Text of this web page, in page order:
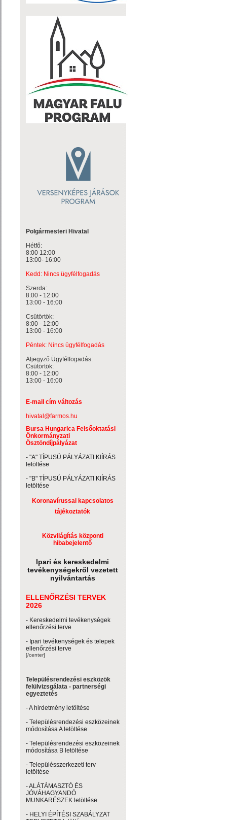
Polgármesteri Hivatal
Hétfő:
8:00 12:00
13:00- 16:00
Kedd: Nincs ügyfélfogadás
Szerda:
8:00 - 12:00
13:00 - 16:00
Csütörtök:
8:00 - 12:00
13:00 - 16:00
Péntek: Nincs ügyfélfogadás
Aljegyző Ügyfélfogadás:
Csütörtök:
8:00 - 12:00
13:00 - 16:00
E-mail cím változás
hivatal@farmos.hu
Bursa Hungarica Felsőoktatási
Önkormányzati
Ösztöndíjpályázat
- "A" TÍPUSÚ PÁLYÁZATI KIÍRÁS
letöltése
- "B" TÍPUSÚ PÁLYÁZATI KIÍRÁS
letöltése
Koronavírussal kapcsolatos
tájékoztatók
Közvilágítás központi
hibabejelentő
Ipari és kereskedelmi
tevékenységekről vezetett
nyilvántartás
ELLENŐRZÉSI TERVEK
2026
- Kereskedelmi tevékenységek
ellenőrzési terve
- Ipari tevékenységek és telepek
ellenőrzési terve
[/center]
Településrendezési eszközök
felülvizsgálata - partnerségi
egyeztetés
- A hirdetmény letöltése
- Településrendezési eszközeinek
módosítása A letöltése
- Településrendezési eszközeinek
módosítása B letöltése
- Településszerkezeti terv
letöltése
- ALÁTÁMASZTÓ ÉS
JÓVÁHAGYANDÓ
MUNKARÉSZEK letöltése
- HELYI ÉPÍTÉSI SZABÁLYZAT